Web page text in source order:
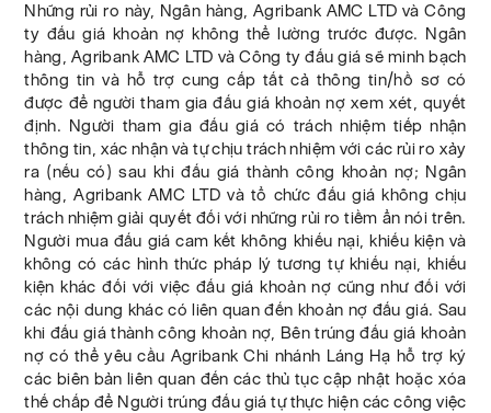
Những rủi ro này, Ngân hàng, Agribank AMC LTD và Công
ty đấu giá khoản nợ không thể lường trước được. Ngân
hàng, Agribank AMC LTD và Công ty đấu giá sẽ minh bạch
thông tin và hỗ trợ cung cấp tất cả thông tin/hồ sơ có
được để người tham gia đấu giá khoản nợ xem xét, quyết
định. Người tham gia đấu giá có trách nhiệm tiếp nhận
thông tin, xác nhận và tự chịu trách nhiệm với các rủi ro xảy
ra (nếu có) sau khi đấu giá thành công khoản nợ; Ngân
hàng, Agribank AMC LTD và tổ chức đấu giá không chịu
trách nhiệm giải quyết đối với những rủi ro tiềm ẩn nói trên.
Người mua đấu giá cam kết không khiếu nại, khiếu kiện và
không có các hình thức pháp lý tương tự khiếu nại, khiếu
kiện khác đối với việc đấu giá khoản nợ cũng như đối với
các nội dung khác có liên quan đến khoản nợ đấu giá. Sau
khi đấu giá thành công khoản nợ, Bên trúng đấu giá khoản
nợ có thể yêu cầu Agribank Chi nhánh Láng Hạ hỗ trợ ký
các biên bản liên quan đến các thủ tục cập nhật hoặc xóa
thế chấp để Người trúng đấu giá tự thực hiện các công việc